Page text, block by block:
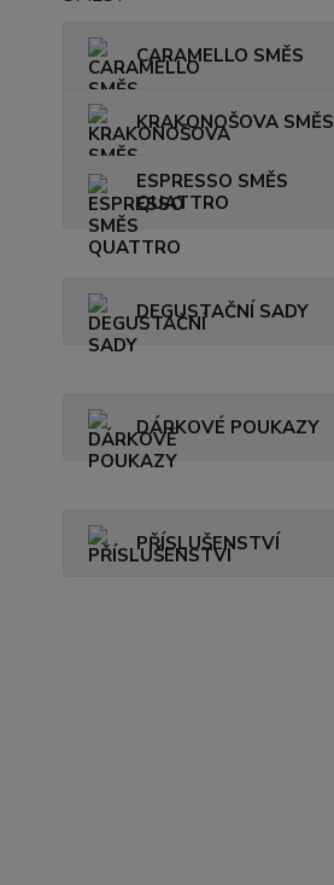
CARAMELLO SMĚS
KRAKONOŠOVA SMĚS
ESPRESSO SMĚS
QUATTRO
DEGUSTAČNÍ SADY
DÁRKOVÉ POUKAZY
PŘÍSLUŠENSTVÍ